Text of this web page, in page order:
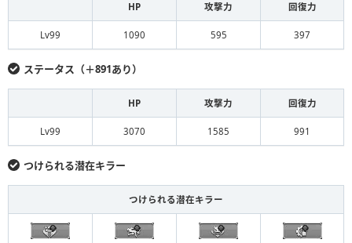
HP 攻撃力 回復力
Lv99 1090 595 397
ステータス（＋891あり）
HP 攻撃力 回復力
Lv99 3070 1585 991
つけられる潜在キラー
つけられる潜在キラー